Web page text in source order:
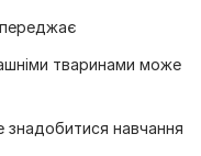
тваринами може
навчання